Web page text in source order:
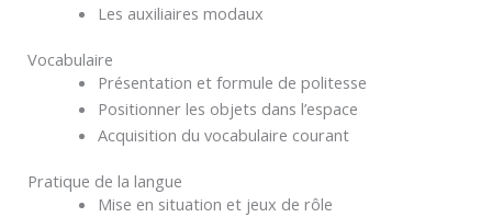
Les auxiliaires modaux
Vocabulaire
Présentation et formule de politesse
Positionner les objets dans l’espace
Acquisition du vocabulaire courant
Pratique de la langue
Mise en situation et jeux de rôle